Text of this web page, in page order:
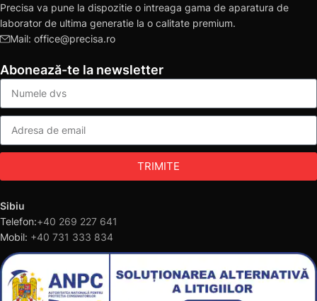
Precisa va pune la dispozitie o intreaga gama de aparatura de
laborator de ultima generatie la o calitate premium.
Mail: office@precisa.ro
Abonează-te la newsletter
TRIMITE
Sibiu
Telefon:+40 269 227 641
Mobil: +40 731 333 834